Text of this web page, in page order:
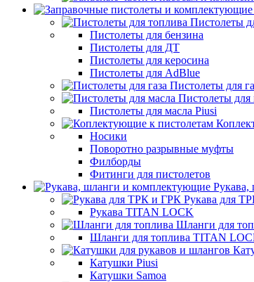
Пистолеты
Пистолеты для бензина
Пистолеты для ДТ
Пистолеты для керосина
Пистолеты для AdBlue
Пистолеты для
Пистолеты для
Пистолеты для масла Piusi
Носики
Поворотно разрывные муфты
Филборды
Фитинги для пистолетов
Рукава для
Рукава TITAN LOCK
Шланги для
Шланги для топлива TITAN
Катушки Piusi
Катушки Samoa